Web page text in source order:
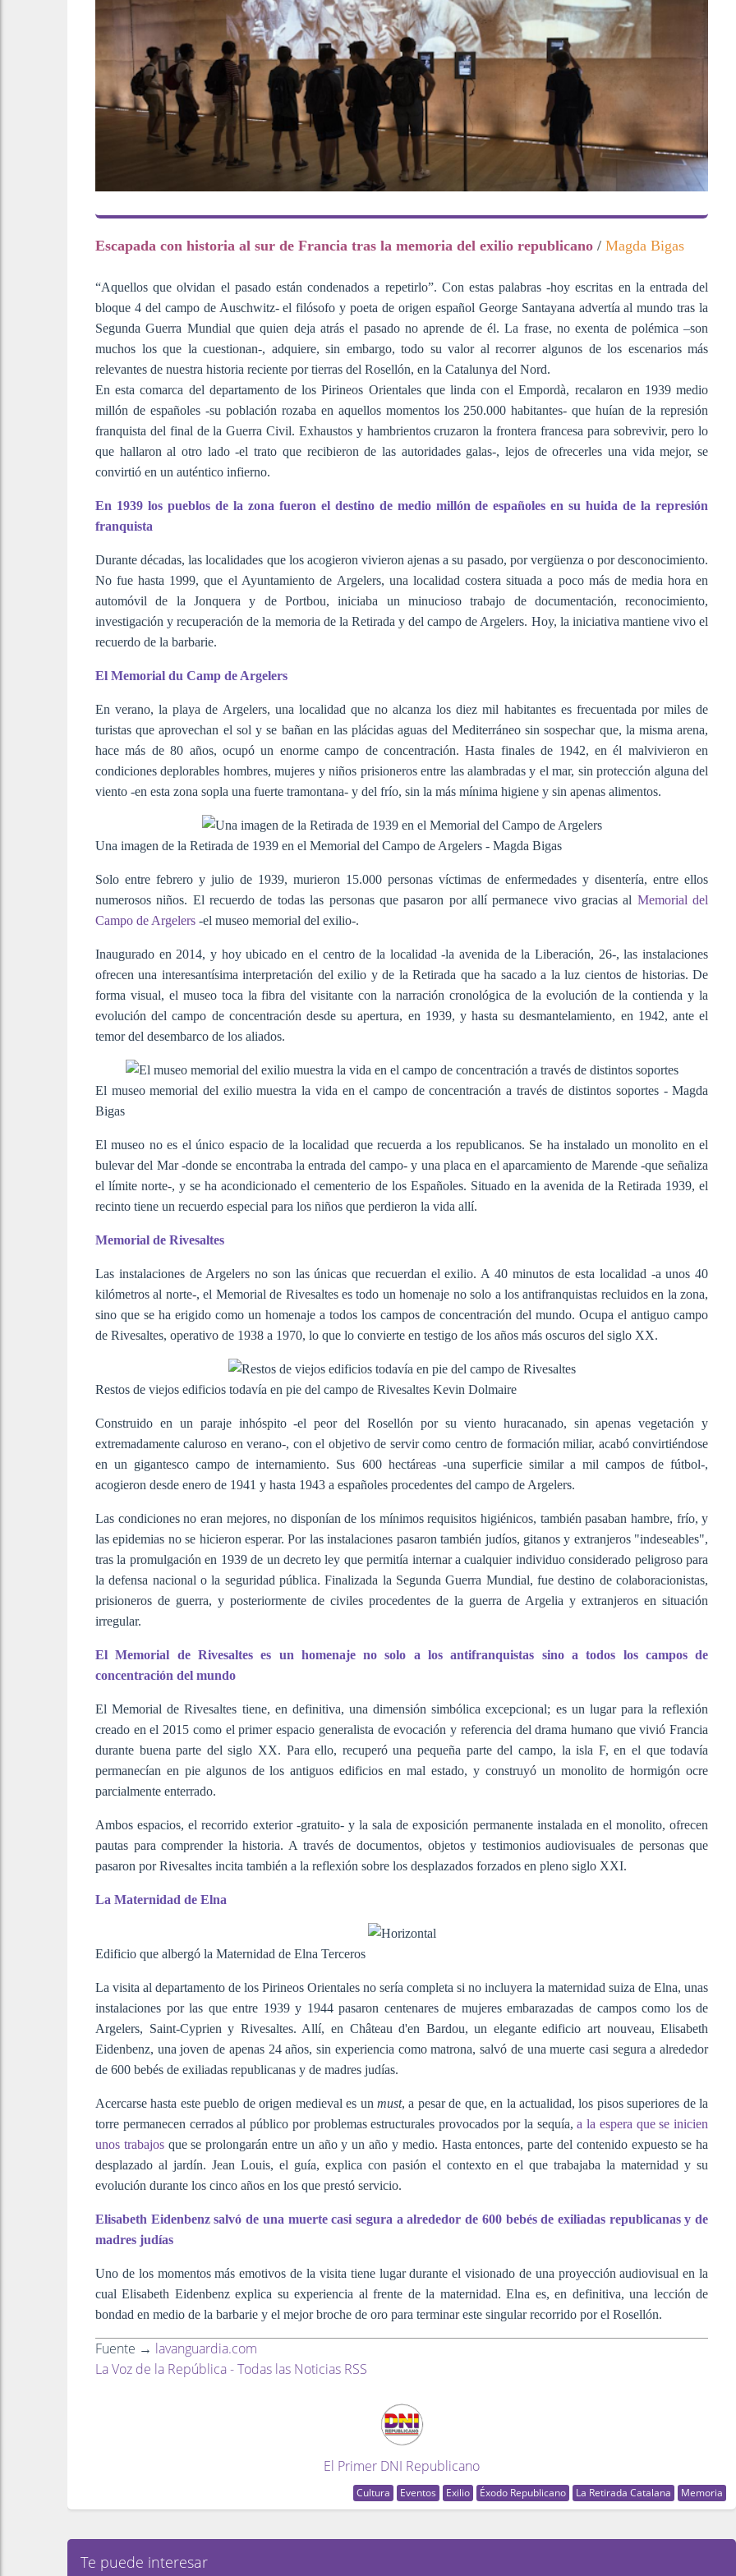
Escapada con historia al sur de Francia tras la memoria del exilio republicano / Magda Bigas
“Aquellos que olvidan el pasado están condenados a repetirlo”. Con estas palabras -hoy escritas en la entrada del
bloque 4 del campo de Auschwitz- el filósofo y poeta de origen español George Santayana advertía al mundo tras la
Segunda Guerra Mundial que quien deja atrás el pasado no aprende de él. La frase, no exenta de polémica –son
muchos los que la cuestionan-, adquiere, sin embargo, todo su valor al recorrer algunos de los escenarios más
relevantes de nuestra historia reciente por tierras del Rosellón, en la Catalunya del Nord.
En esta comarca del departamento de los Pirineos Orientales que linda con el Empordà, recalaron en 1939 medio
millón de españoles -su población rozaba en aquellos momentos los 250.000 habitantes- que huían de la represión
franquista del final de la Guerra Civil. Exhaustos y hambrientos cruzaron la frontera francesa para sobrevivir, pero lo
que hallaron al otro lado -el trato que recibieron de las autoridades galas-, lejos de ofrecerles una vida mejor, se
convirtió en un auténtico infierno.
En 1939 los pueblos de la zona fueron el destino de medio millón de españoles en su huida de la represión
franquista
Durante décadas, las localidades que los acogieron vivieron ajenas a su pasado, por vergüenza o por desconocimiento.
No fue hasta 1999, que el Ayuntamiento de Argelers, una localidad costera situada a poco más de media hora en
automóvil de la Jonquera y de Portbou, iniciaba un minucioso trabajo de documentación, reconocimiento,
investigación y recuperación de la memoria de la Retirada y del campo de Argelers. Hoy, la iniciativa mantiene vivo el
recuerdo de la barbarie.
El Memorial du Camp de Argelers
En verano, la playa de Argelers, una localidad que no alcanza los diez mil habitantes es frecuentada por miles de
turistas que aprovechan el sol y se bañan en las plácidas aguas del Mediterráneo sin sospechar que, la misma arena,
hace más de 80 años, ocupó un enorme campo de concentración. Hasta finales de 1942, en él malvivieron en
condiciones deplorables hombres, mujeres y niños prisioneros entre las alambradas y el mar, sin protección alguna del
viento -en esta zona sopla una fuerte tramontana- y del frío, sin la más mínima higiene y sin apenas alimentos.
Una imagen de la Retirada de 1939 en el Memorial del Campo de Argelers - Magda Bigas
Solo entre febrero y julio de 1939, murieron 15.000 personas víctimas de enfermedades y disentería, entre ellos
numerosos niños. El recuerdo de todas las personas que pasaron por allí permanece vivo gracias al Memorial del
Campo de Argelers -el museo memorial del exilio-.
Inaugurado en 2014, y hoy ubicado en el centro de la localidad -la avenida de la Liberación, 26-, las instalaciones
ofrecen una interesantísima interpretación del exilio y de la Retirada que ha sacado a la luz cientos de historias. De
forma visual, el museo toca la fibra del visitante con la narración cronológica de la evolución de la contienda y la
evolución del campo de concentración desde su apertura, en 1939, y hasta su desmantelamiento, en 1942, ante el
temor del desembarco de los aliados.
El museo memorial del exilio muestra la vida en el campo de concentración a través de distintos soportes - Magda
Bigas
El museo no es el único espacio de la localidad que recuerda a los republicanos. Se ha instalado un monolito en el
bulevar del Mar -donde se encontraba la entrada del campo- y una placa en el aparcamiento de Marende -que señaliza
el límite norte-, y se ha acondicionado el cementerio de los Españoles. Situado en la avenida de la Retirada 1939, el
recinto tiene un recuerdo especial para los niños que perdieron la vida allí.
Memorial de Rivesaltes
Las instalaciones de Argelers no son las únicas que recuerdan el exilio. A 40 minutos de esta localidad -a unos 40
kilómetros al norte-, el Memorial de Rivesaltes es todo un homenaje no solo a los antifranquistas recluidos en la zona,
sino que se ha erigido como un homenaje a todos los campos de concentración del mundo. Ocupa el antiguo campo
de Rivesaltes, operativo de 1938 a 1970, lo que lo convierte en testigo de los años más oscuros del siglo XX.
Restos de viejos edificios todavía en pie del campo de Rivesaltes Kevin Dolmaire
Construido en un paraje inhóspito -el peor del Rosellón por su viento huracanado, sin apenas vegetación y
extremadamente caluroso en verano-, con el objetivo de servir como centro de formación miliar, acabó convirtiéndose
en un gigantesco campo de internamiento. Sus 600 hectáreas -una superficie similar a mil campos de fútbol-,
acogieron desde enero de 1941 y hasta 1943 a españoles procedentes del campo de Argelers.
Las condiciones no eran mejores, no disponían de los mínimos requisitos higiénicos, también pasaban hambre, frío, y
las epidemias no se hicieron esperar. Por las instalaciones pasaron también judíos, gitanos y extranjeros "indeseables",
tras la promulgación en 1939 de un decreto ley que permitía internar a cualquier individuo considerado peligroso para
la defensa nacional o la seguridad pública. Finalizada la Segunda Guerra Mundial, fue destino de colaboracionistas,
prisioneros de guerra, y posteriormente de civiles procedentes de la guerra de Argelia y extranjeros en situación
irregular.
El Memorial de Rivesaltes es un homenaje no solo a los antifranquistas sino a todos los campos de
concentración del mundo
El Memorial de Rivesaltes tiene, en definitiva, una dimensión simbólica excepcional; es un lugar para la reflexión
creado en el 2015 como el primer espacio generalista de evocación y referencia del drama humano que vivió Francia
durante buena parte del siglo XX. Para ello, recuperó una pequeña parte del campo, la isla F, en el que todavía
permanecían en pie algunos de los antiguos edificios en mal estado, y construyó un monolito de hormigón ocre
parcialmente enterrado.
Ambos espacios, el recorrido exterior -gratuito- y la sala de exposición permanente instalada en el monolito, ofrecen
pautas para comprender la historia. A través de documentos, objetos y testimonios audiovisuales de personas que
pasaron por Rivesaltes incita también a la reflexión sobre los desplazados forzados en pleno siglo XXI.
La Maternidad de Elna
Edificio que albergó la Maternidad de Elna Terceros
La visita al departamento de los Pirineos Orientales no sería completa si no incluyera la maternidad suiza de Elna, unas
instalaciones por las que entre 1939 y 1944 pasaron centenares de mujeres embarazadas de campos como los de
Argelers, Saint-Cyprien y Rivesaltes. Allí, en Château d'en Bardou, un elegante edificio art nouveau, Elisabeth
Eidenbenz, una joven de apenas 24 años, sin experiencia como matrona, salvó de una muerte casi segura a alrededor
de 600 bebés de exiliadas republicanas y de madres judías.
Acercarse hasta este pueblo de origen medieval es un must, a pesar de que, en la actualidad, los pisos superiores de la
torre permanecen cerrados al público por problemas estructurales provocados por la sequía,a la espera que se inicien
unos trabajosque se prolongarán entre un año y un año y medio. Hasta entonces, parte del contenido expuesto se ha
desplazado al jardín. Jean Louis, el guía, explica con pasión el contexto en el que trabajaba la maternidad y su
evolución durante los cinco años en los que prestó servicio.
Elisabeth Eidenbenz salvó de una muerte casi segura a alrededor de 600 bebés de exiliadas republicanas y de
madres judías
Uno de los momentos más emotivos de la visita tiene lugar durante el visionado de una proyección audiovisual en la
cual Elisabeth Eidenbenz explica su experiencia al frente de la maternidad. Elna es, en definitiva, una lección de
bondad en medio de la barbarie y el mejor broche de oro para terminar este singular recorrido por el Rosellón.
Fuente → lavanguardia.com
La Voz de la República - Todas las Noticias RSS
El Primer DNI Republicano
Cultura Eventos Exilio Éxodo Republicano La Retirada Catalana Memoria
Te puede interesar